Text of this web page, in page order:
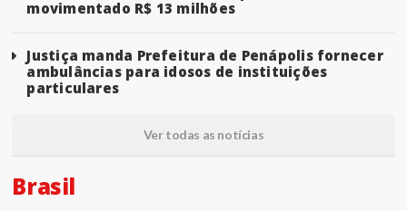
movimentado R$ 13 milhões
Justiça manda Prefeitura de Penápolis fornecer
ambulâncias para idosos de instituições
particulares
Ver todas as notícias
Brasil